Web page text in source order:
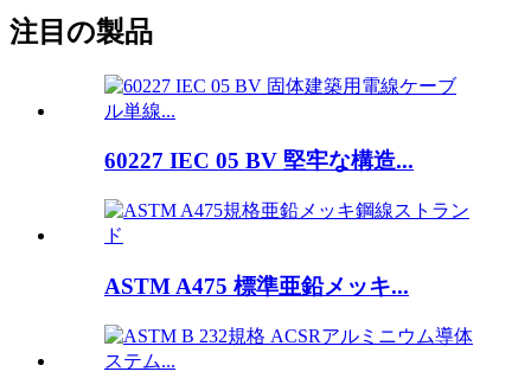
注目の製品
60227 IEC 05 BV 堅牢な構造...
ASTM A475 標準亜鉛メッキ...